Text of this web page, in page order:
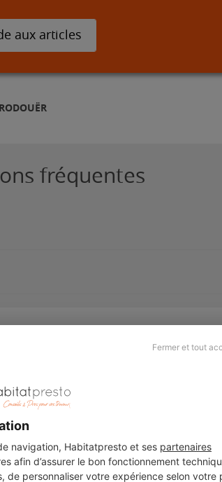
Fermer et tout
navigation, Habitatpresto et ses partenaires
afin d’assurer le bon fonctionnement
de personnaliser votre expérience selon votre
aux articles
fréquentes
Légal
Charte cookies